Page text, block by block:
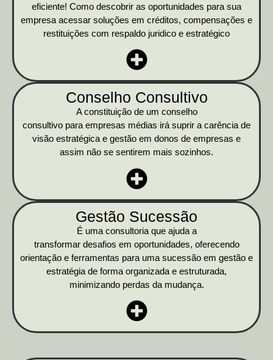
eficiente! Como descobrir as oportunidades para sua
empresa acessar soluções em créditos, compensações e
restituições com respaldo juridico e estratégico
Conselho Consultivo
A constituição de um conselho
consultivo para empresas médias irá suprir a carência de
visão estratégica e gestão em donos de empresas e
assim não se sentirem mais sozinhos.
Gestão Sucessão
É uma consultoria que ajuda a
transformar desafios em oportunidades, oferecendo
orientação e ferramentas para uma sucessão em gestão e
estratégia de forma organizada e estruturada,
minimizando perdas da mudança.